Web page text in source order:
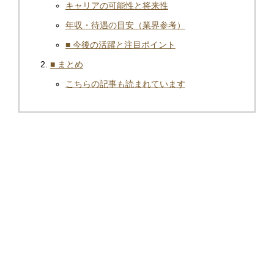
キャリアの可能性と将来性
年収・待遇の目安（業界参考）
■ 今後の活躍と注目ポイント
■ まとめ
こちらの記事も読まれています